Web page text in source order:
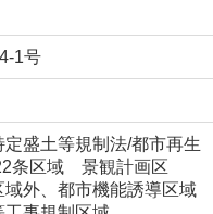
1号
盛土等規制法/都市再生
条区域 景観計画区
外、都市機能誘導区域